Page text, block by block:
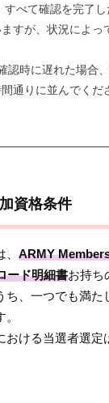
すべて確認を完了
すが、状況によっ
認時に遅れた場合
通りに並んでくだ
資格条件
、ARMY
ード明細書お持ち
ち、一つでも満た
おける当選者選定